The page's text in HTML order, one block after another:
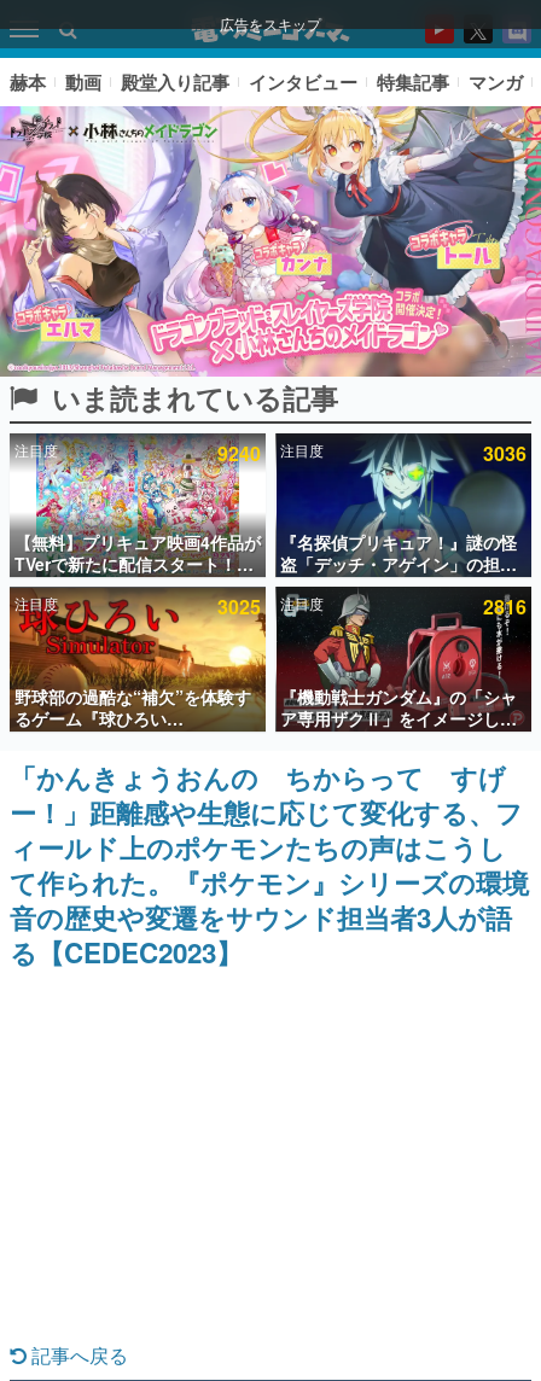
広告をスキップ
ピックアップ
電ファミのいま読まれている記事ランキング
アプリセール情報
インタビュー
連載・特集一覧
殿堂入り記事
SNS拡散数が数千以上！ ページビュー数万以上！ などな
ど。多くの人々に読まれた、電ファミ渾身の“殿堂入り”記
事をまとめました。
ゲームの企画書
名作ゲームクリエイターの方々に製作時のエピソードをお
聞きし、ヒットする企画（ゲーム）とは何か？を探ってい
きます。
この物語を解いてはいけない。『赫本』は、〈試験問題〉
の形をした短編ホラー小説集です。
新世代に訊く
赫本 動画 殿堂入り記事 インタビュー 特集記事 マンガ
いま読まれている記事
注目度 9240
【無料】プリキュア映画4作品が
TVerで新たに配信スタート！な
んと2018年～2024年の映画ほぼ
すべてが見放題に、ぶっちゃけ
ありえないラインナップ
注目度 3036
『名探偵プリキュア！』謎の怪
盗「デッチ・アゲイン」の担当
キャストは天﨑滉平さんと判
明。『Re:ゼロから始める異世
界生活』オットー役、『ヒプノ
シスマイク』山田三郎役など
注目度 3025
野球部の過酷な“補欠”を体験す
るゲーム『球ひろい
Simulator』が「1件」のウィッ
シュリストをもとにチェコ語に
対応しSNSで話題に。『キング
ダム・カム』開発元やチェコの
プロ野球選手から称賛の声
注目度 2816
『機動戦士ガンダム』の「シャ
ア専用ザクⅡ」をイメージした
散水ホースリールが予約開始。
本体にはシャアのパーソナルマ
ークやジオン公国軍のエンブレ
ム、型式番号などを配置
「かんきょうおんの ちからって すげ
ー！」距離感や生態に応じて変化する、フ
ィールド上のポケモンたちの声はこうし
て作られた。『ポケモン』シリーズの環境
音の歴史や変遷をサウンド担当者3人が語
る【CEDEC2023】
記事へ戻る